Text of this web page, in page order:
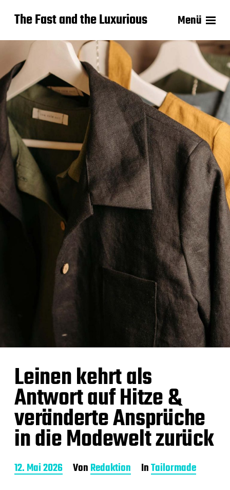
The Fast and the Luxurious Menü
Leinen kehrt als
Antwort auf Hitze &
veränderte Ansprüche
in die Modewelt zurück
B
e
12. Mai 2026 VonRedaktion InTailormade